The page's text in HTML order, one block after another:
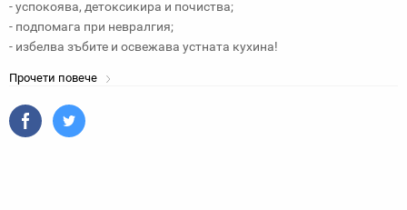
- успокоява, детоксикира и почиства;
- подпомага при невралгия;
- избелва зъбите и освежава устната кухина!
Прочети повече